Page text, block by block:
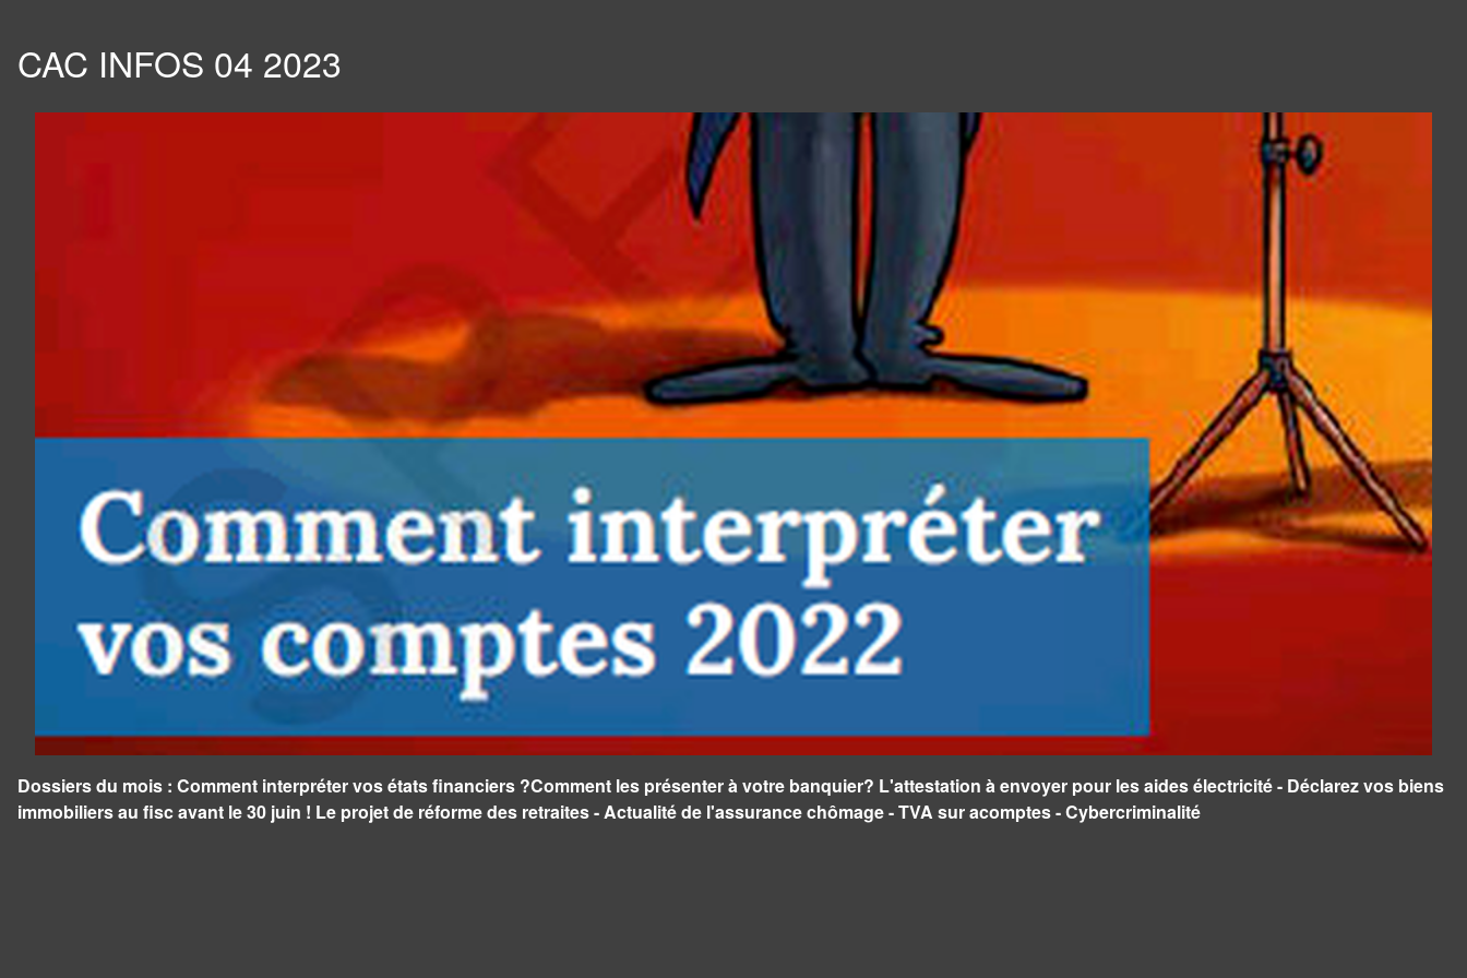
CAC INFOS 04 2023
Dossiers du mois : Comment interpréter vos états financiers ?Comment les présenter à votre banquier? L'attestation à envoyer pour les aides électricité - Déclarez vos biens
immobiliers au fisc avant le 30 juin ! Le projet de réforme des retraites - Actualité de l'assurance chômage - TVA sur acomptes - Cybercriminalité